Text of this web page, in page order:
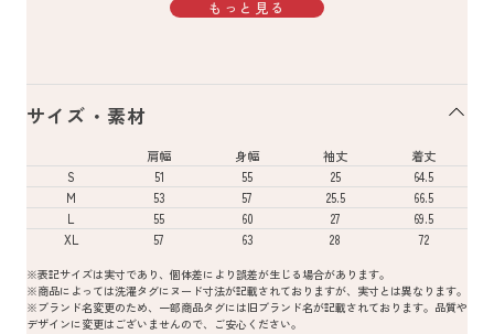
もっと見る
サイズ・素材
肩幅 身幅 袖丈
着丈
S
51 55 25
64.5
M
53 57 25.5
66.5
L
55 60 27
69.5
XL
57 63 28 72
※表記サイズは実寸であり、個体差により誤差が生じる場合があります。
※商品によっては洗濯タグにヌード寸法が記載されておりますが、実寸とは異なります。
※ブランド名変更のため、一部商品タグには旧ブランド名が記載されております。品質や
デザインに変更はございませんので、ご安心ください。